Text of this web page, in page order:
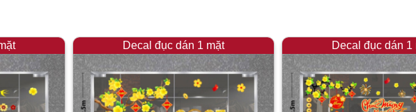
Decal đục dán 1 mặt Decal đục dán 1